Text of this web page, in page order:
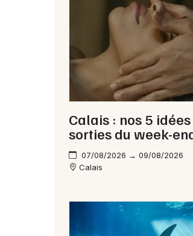
Calais : nos 5 idées
sorties du week-
07/08/2026 → 09/08/2026
Calais